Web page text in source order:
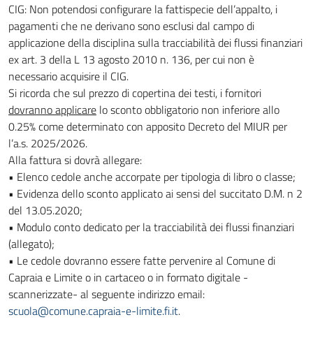
CIG: Non potendosi configurare la fattispecie dell’appalto, i
pagamenti che ne derivano sono esclusi dal campo di
applicazione della disciplina sulla tracciabilità dei flussi finanziari
ex art. 3 della L 13 agosto 2010 n. 136, per cui non è
necessario acquisire il CIG.
Si ricorda che sul prezzo di copertina dei testi, i fornitori
dovranno applicare lo sconto obbligatorio non inferiore allo
0.25% come determinato con apposito Decreto del MIUR per
l’a.s. 2025/2026.
Alla fattura si dovrà allegare:
• Elenco cedole anche accorpate per tipologia di libro o classe;
• Evidenza dello sconto applicato ai sensi del succitato D.M. n 2
del 13.05.2020;
• Modulo conto dedicato per la tracciabilità dei flussi finanziari
(allegato);
• Le cedole dovranno essere fatte pervenire al Comune di
Capraia e Limite o in cartaceo o in formato digitale -
scannerizzate- al seguente indirizzo email:
scuola@comune.capraia-e-limite.fi.it.